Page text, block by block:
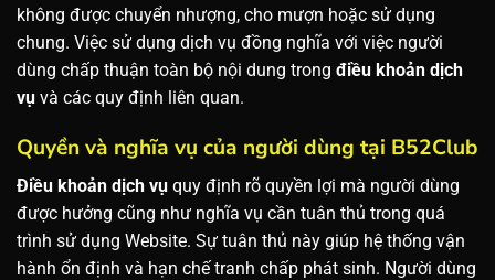
không được chuyển nhượng, cho mượn hoặc sử dụng
chung. Việc sử dụng dịch vụ đồng nghĩa với việc người
dùng chấp thuận toàn bộ nội dung trong điều khoản dịch
vụ và các quy định liên quan.
Quyền và nghĩa vụ của người dùng tại B52Club
Điều khoản dịch vụ quy định rõ quyền lợi mà người dùng
được hưởng cũng như nghĩa vụ cần tuân thủ trong quá
trình sử dụng Website. Sự tuân thủ này giúp hệ thống vận
hành ổn định và hạn chế tranh chấp phát sinh. Người dùng